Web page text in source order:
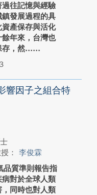
往記憶與經驗
發展過程的具
產保存與活化
年來，台灣也
存，然...
響因子之組合特
： 李俊霖
品質準則報告指
對於全球人類
同時也對人類